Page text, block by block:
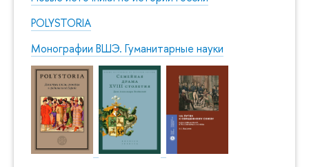
POLYSTORIA
Монографии ВШЭ. Гуманитарные науки